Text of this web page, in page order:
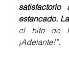
estancado.
el hito de
¡Adelante!”.